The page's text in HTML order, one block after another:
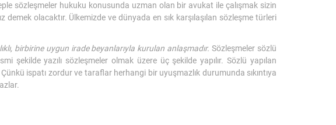
sözleşmeler hukuku konusunda uzman olan bir avukat ile çalışmak sizin
olacaktır. Ülkemizde ve dünyada en sık karşılaşılan sözleşme türleri
birbirine uygun irade beyanlarıyla kurulan anlaşmadır. Sözleşmeler sözlü
şekilde yazılı sözleşmeler olmak üzere üç şekilde yapılır. Sözlü yapılan
ispatı zordur ve taraflar herhangi bir uyuşmazlık durumunda sıkıntıya